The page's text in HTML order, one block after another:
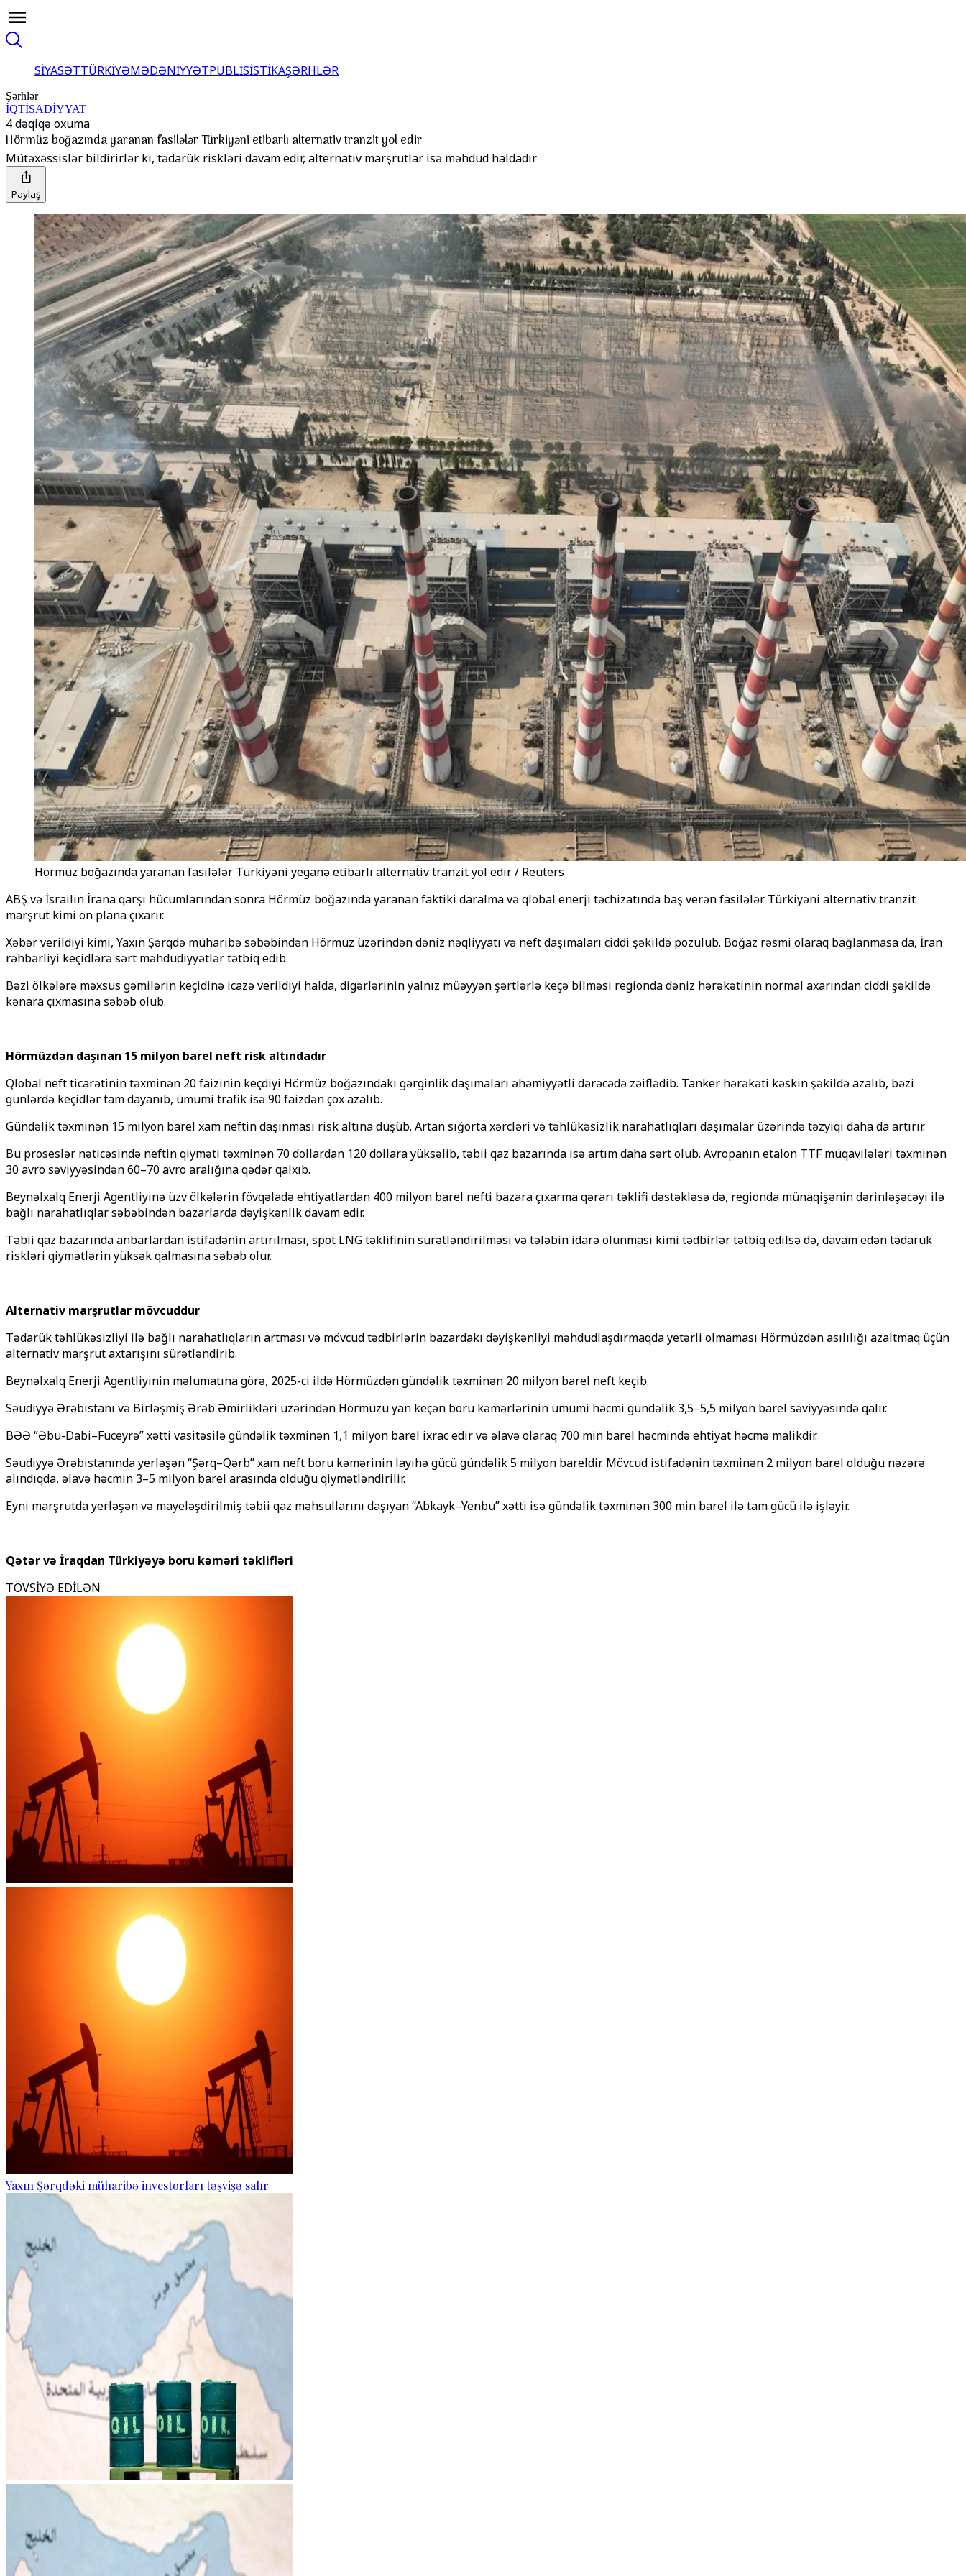
SİYASƏTTÜRKİYƏMƏDƏNİYYƏTPUBLİSİSTİKAŞƏRHLƏR
Şərhlər
İQTİSADİYYAT
4 dəqiqə oxuma
Hörmüz boğazında yaranan fasilələr Türkiyəni etibarlı alternativ tranzit yol edir
Mütəxəssislər bildirirlər ki, tədarük riskləri davam edir, alternativ marşrutlar isə məhdud haldadır
Paylaş
Hörmüz boğazında yaranan fasilələr Türkiyəni yeganə etibarlı alternativ tranzit yol edir / Reuters
ABŞ və İsrailin İrana qarşı hücumlarından sonra Hörmüz boğazında yaranan faktiki daralma və qlobal enerji təchizatında baş verən fasilələr Türkiyəni alternativ tranzit
marşrut kimi ön plana çıxarır.
Xəbər verildiyi kimi, Yaxın Şərqdə müharibə səbəbindən Hörmüz üzərindən dəniz nəqliyyatı və neft daşımaları ciddi şəkildə pozulub. Boğaz rəsmi olaraq bağlanmasa da, İran
rəhbərliyi keçidlərə sərt məhdudiyyətlər tətbiq edib.
Bəzi ölkələrə məxsus gəmilərin keçidinə icazə verildiyi halda, digərlərinin yalnız müəyyən şərtlərlə keçə bilməsi regionda dəniz hərəkətinin normal axarından ciddi şəkildə
kənara çıxmasına səbəb olub.
Hörmüzdən daşınan 15 milyon barel neft risk altındadır
Qlobal neft ticarətinin təxminən 20 faizinin keçdiyi Hörmüz boğazındakı gərginlik daşımaları əhəmiyyətli dərəcədə zəiflədib. Tanker hərəkəti kəskin şəkildə azalıb, bəzi
günlərdə keçidlər tam dayanıb, ümumi trafik isə 90 faizdən çox azalıb.
Gündəlik təxminən 15 milyon barel xam neftin daşınması risk altına düşüb. Artan sığorta xərcləri və təhlükəsizlik narahatlıqları daşımalar üzərində təzyiqi daha da artırır.
Bu proseslər nəticəsində neftin qiyməti təxminən 70 dollardan 120 dollara yüksəlib, təbii qaz bazarında isə artım daha sərt olub. Avropanın etalon TTF müqavilələri təxminən
30 avro səviyyəsindən 60–70 avro aralığına qədər qalxıb.
Beynəlxalq Enerji Agentliyinə üzv ölkələrin fövqəladə ehtiyatlardan 400 milyon barel nefti bazara çıxarma qərarı təklifi dəstəkləsə də, regionda münaqişənin dərinləşəcəyi ilə
bağlı narahatlıqlar səbəbindən bazarlarda dəyişkənlik davam edir.
Təbii qaz bazarında anbarlardan istifadənin artırılması, spot LNG təklifinin sürətləndirilməsi və tələbin idarə olunması kimi tədbirlər tətbiq edilsə də, davam edən tədarük
riskləri qiymətlərin yüksək qalmasına səbəb olur.
Alternativ marşrutlar mövcuddur
Tədarük təhlükəsizliyi ilə bağlı narahatlıqların artması və mövcud tədbirlərin bazardakı dəyişkənliyi məhdudlaşdırmaqda yetərli olmaması Hörmüzdən asılılığı azaltmaq üçün
alternativ marşrut axtarışını sürətləndirib.
Beynəlxalq Enerji Agentliyinin məlumatına görə, 2025-ci ildə Hörmüzdən gündəlik təxminən 20 milyon barel neft keçib.
Səudiyyə Ərəbistanı və Birləşmiş Ərəb Əmirlikləri üzərindən Hörmüzü yan keçən boru kəmərlərinin ümumi həcmi gündəlik 3,5–5,5 milyon barel səviyyəsində qalır.
BƏƏ “Əbu-Dabi–Fuceyrə” xətti vasitəsilə gündəlik təxminən 1,1 milyon barel ixrac edir və əlavə olaraq 700 min barel həcmində ehtiyat həcmə malikdir.
Səudiyyə Ərəbistanında yerləşən “Şərq–Qərb” xam neft boru kəmərinin layihə gücü gündəlik 5 milyon bareldir. Mövcud istifadənin təxminən 2 milyon barel olduğu nəzərə
alındıqda, əlavə həcmin 3–5 milyon barel arasında olduğu qiymətləndirilir.
Eyni marşrutda yerləşən və mayeləşdirilmiş təbii qaz məhsullarını daşıyan “Abkayk–Yenbu” xətti isə gündəlik təxminən 300 min barel ilə tam gücü ilə işləyir.
Qətər və İraqdan Türkiyəyə boru kəməri təklifləri
TÖVSİYƏ EDİLƏN
Yaxın Şərqdəki müharibə investorları təşvişə salır